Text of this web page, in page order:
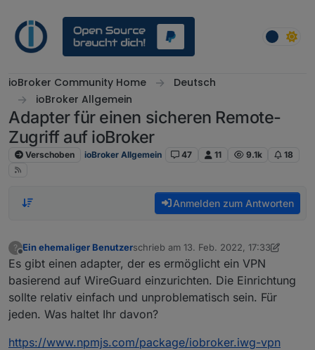
ioBroker Community Home
Deutsch
ioBroker Allgemein
Adapter für einen sicheren Remote-
Zugriff auf ioBroker
Verschoben ioBroker Allgemein 47 11 9.1k 18
Anmelden zum Antworten
?
Offline
Ein ehemaliger Benutzerschrieb am 13. Feb. 2022, 17:33
zuletzt editiert von Ein ehemaliger
Es gibt einen adapter, der es ermöglicht ein VPN
basierend auf WireGuard einzurichten. Die Einrichtung
sollte relativ einfach und unproblematisch sein. Für
jeden. Was haltet Ihr davon?
https://www.npmjs.com/package/iobroker.iwg-vpn